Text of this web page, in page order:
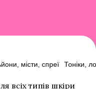
місти, спреї Тоніки,
всіх типів шкіри